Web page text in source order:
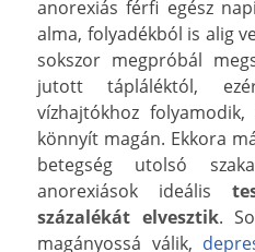
anorexiás férfi egész
alma, folyadékból is alig
sokszor megpróbál
jutott tápláléktól,
vízhajtókhoz
könnyít magán. Ekkora
betegség utolsó
anorexiások ideális
százalékát elvesztik.
magányossá válik,